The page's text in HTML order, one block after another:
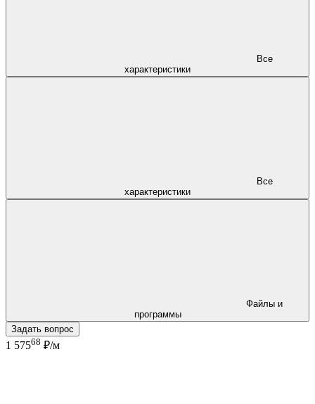
характеристики
характеристики
программы
Задать вопрос
1 57568 ₽/м